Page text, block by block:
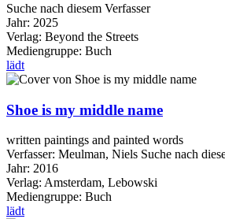
Suche nach diesem Verfasser
Jahr: 2025
Verlag: Beyond the Streets
Mediengruppe: Buch
lädt
Shoe is my middle name
written paintings and painted words
Verfasser: Meulman, Niels Suche nach
Jahr: 2016
Verlag: Amsterdam, Lebowski
Mediengruppe: Buch
lädt